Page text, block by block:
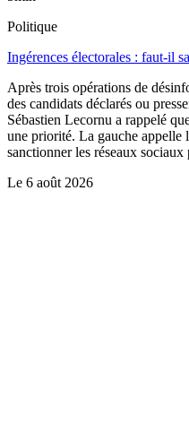
Politique
Ingérences électorales : faut-il
Après trois opérations de
des candidats déclarés ou
Sébastien Lecornu a rappelé
une priorité. La gauche appelle
sanctionner les réseaux
Le 6 août 2026